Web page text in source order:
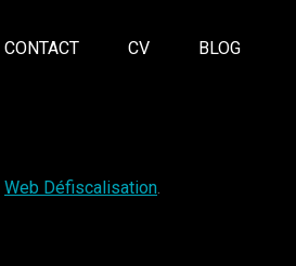
CONTACT CV BLOG
Web Défiscalisation.